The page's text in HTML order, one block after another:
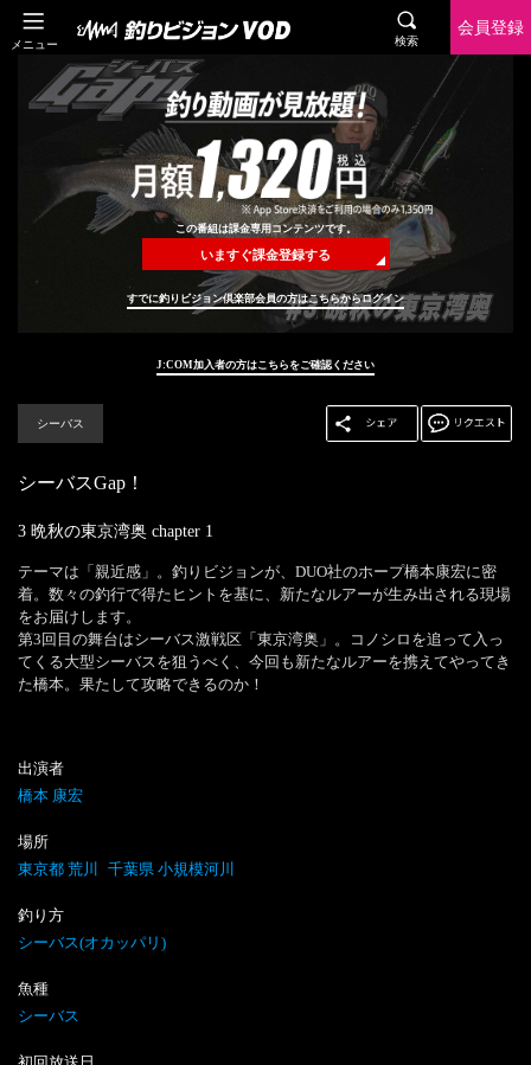
メニュー 検索
会員登録
この番組は課金専用コンテンツです。
いますぐ課金登録する
すでに釣りビジョン倶楽部会員の方はこちらからログイン
J:COM加入者の方はこちらをご確認ください
シーバス
シーバスGap！
3 晩秋の東京湾奥 chapter 1
テーマは「親近感」。釣りビジョンが、DUO社のホープ橋本康宏に密
着。数々の釣行で得たヒントを基に、新たなルアーが生み出される現場
をお届けします。
第3回目の舞台はシーバス激戦区「東京湾奥」。コノシロを追って入っ
てくる大型シーバスを狙うべく、今回も新たなルアーを携えてやってき
た橋本。果たして攻略できるのか！
出演者
橋本 康宏
場所
東京都 荒川
千葉県 小規模河川
釣り方
シーバス(オカッパリ)
魚種
シーバス